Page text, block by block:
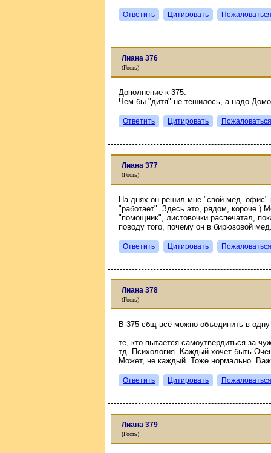
Ответить Цитировать Пожаловаться
Лиана 376
(Гость)
Дополнение к 375.
Чем бы "дитя" не тешилось, а надо
Ответить Цитировать Пожаловаться
Лиана 377
(Гость)
На днях он решил мне "свой мед. офис"
"работает". Здесь это, рядом, короче.)
"помощник", листовочки распечатал,
поводу того, почему он в бирюзовой
Ответить Цитировать Пожаловаться
Лиана 378
(Гость)
В 375 сбщ всё можно объединить в
те, кто пытается самоутвердиться за
тд. Психология. Каждый хочет быть
Может, не каждый. Тоже нормально.
Ответить Цитировать Пожаловаться
Лиана 379
(Гость)